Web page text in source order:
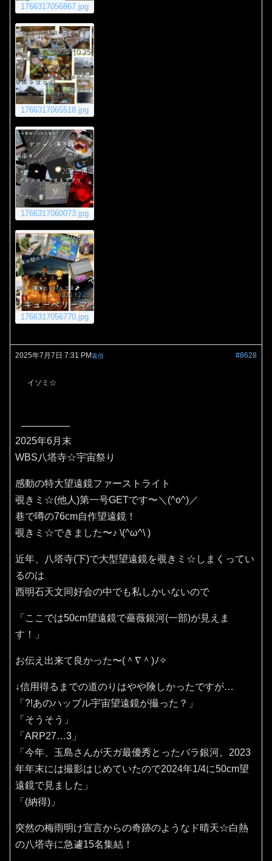
1766317056867.jpg
1766317065518.jpg
1766317060073.jpg
1766317056770.jpg
2025年7月7日 7:31 PM #8628
返信
イソミ☆
2025年6月末
WBS八塔寺☆宇宙祭り
感動の特大望遠鏡ファーストライト
覗きミ☆(他人)第一号GETです〜＼(^o^)／
巷で噂の76cm自作望遠鏡！
覗きミ☆できました〜♪⁠ ⁠\⁠(⁠^⁠ω⁠^⁠\⁠ ⁠)
近年、八塔寺(下)で大型望遠鏡を覗きミ☆しまくってい
るのは
西明石天文同好会の中でも私しかいないので
「ここでは50cm望遠鏡で薔薇銀河(一部)が見えま
す！」
お伝え出来て良かった〜(⁠＾⁠∇⁠＾⁠)⁠ﾉ⁠✧⁠
↓信用得るまでの道のりはやや険しかったですが…
「?!あのハッブル宇宙望遠鏡が撮った？」
「そうそう」
「ARP27…3」
「今年、玉島さんが天ガ最優秀とったバラ銀河。2023
年年末には撮影はじめていたので2024年1/4に50cm望
遠鏡で見ました」
「(納得)」
突然の梅雨明け宣言からの奇跡のようなド晴天☆白熱
の八塔寺に急遽15名集結！